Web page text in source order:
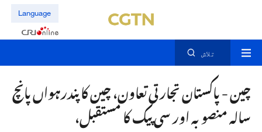
Language
تلاش
چین - پاکستان تجارتی تعاون، چین کا پندرہواں پانچ
سالہ منصوبہ اور سی پیک کا مستقبل،